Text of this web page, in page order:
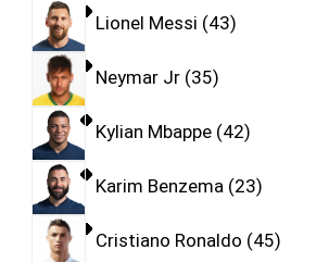
Lionel Messi 43
Neymar Jr 35
Kylian Mbappe 42
Karim Benzema 23
Cristiano Ronaldo 45